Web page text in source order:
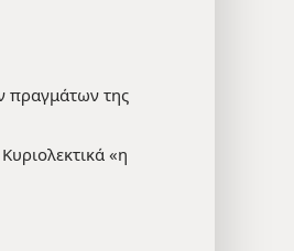
πραγμάτων της
«η